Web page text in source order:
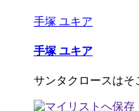
手塚 ユキア
手塚 ユキア
サンタクロースはそ